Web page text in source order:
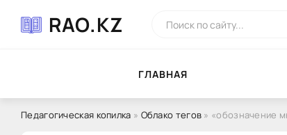
RAO.KZ
ГЛAВНAЯ
Педагогическая копилка » Облако тегов » «обозначение